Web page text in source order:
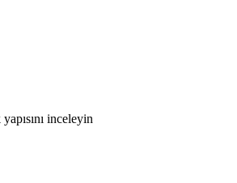
inceleyin